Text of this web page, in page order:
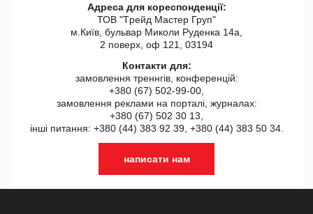
Адреса для кореспонденції:
ТОВ "Tрейд Мастер Груп"
м.Київ, бульвар Миколи Руденка 14а,
2 поверх, оф 121, 03194
Контакти для:
замовлення треннгів, конференцій:
+380 (67) 502-99-00,
замовлення реклами на порталі, журналах:
+380 (67) 502 30 13,
інші питання: +380 (44) 383 92 39, +380 (44) 383 50 34.
написати нам